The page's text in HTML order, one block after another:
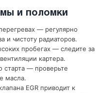
и поломки
— регулярно
и чистоту радиаторов.
пробегах — следите за
картера.
старта — проверьте
масла.
EGR приводит к